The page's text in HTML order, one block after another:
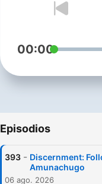
00:00
Episodios
393 - Discernment:
Amunachugo
06 ago. 2026